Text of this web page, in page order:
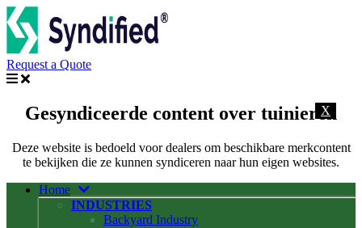
Request a Quote
X
Gesyndiceerde content over tuinieren
Deze website is bedoeld voor dealers om beschikbare merkcontent
te bekijken die ze kunnen syndiceren naar hun eigen websites.
Home
INDUSTRIES
Backyard Industry